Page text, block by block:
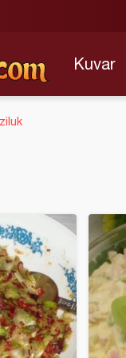
Kuvar